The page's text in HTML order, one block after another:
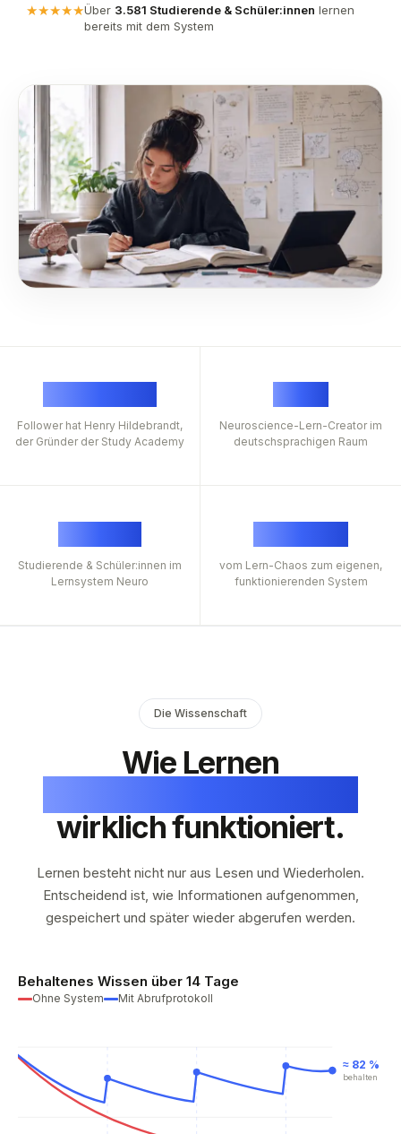
★★★★★Über 3.581 Studierende & Schüler:innen lernen
bereits mit dem System
Follower hat Henry Hildebrandt,
der Gründer der Study Academy
Neuroscience-Lern-Creator im
deutschsprachigen Raum
Studierende & Schüler:innen im
Lernsystem Neuro
vom Lern-Chaos zum eigenen,
funktionierenden System
Die Wissenschaft
Wie Lernen
wirklich funktioniert.
Lernen besteht nicht nur aus Lesen und Wiederholen.
Entscheidend ist, wie Informationen aufgenommen,
gespeichert und später wieder abgerufen werden.
Behaltenes Wissen über 14 Tage
Ohne System Mit Abrufprotokoll
≈ 82 %
behalten